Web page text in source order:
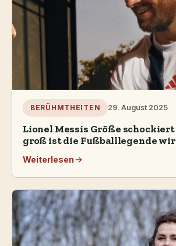
BERÜHMTHEITEN 29. August 2025
Lionel Messis Größe schockiert
groß ist die Fußballlegende
Weiterlesen